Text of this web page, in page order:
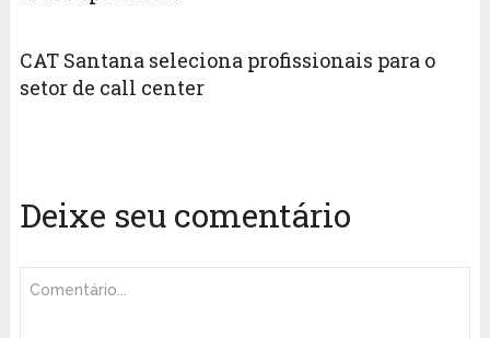
CAT Santana seleciona profissionais para o
setor de call center
Deixe seu comentário